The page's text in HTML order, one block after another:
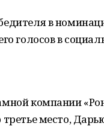
в
голосов в
компании
место,